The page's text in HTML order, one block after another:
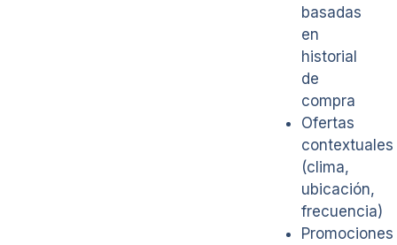
basadas
en
historial
de
compra
Ofertas
contextuales
(clima,
ubicación,
frecuencia)
Promociones